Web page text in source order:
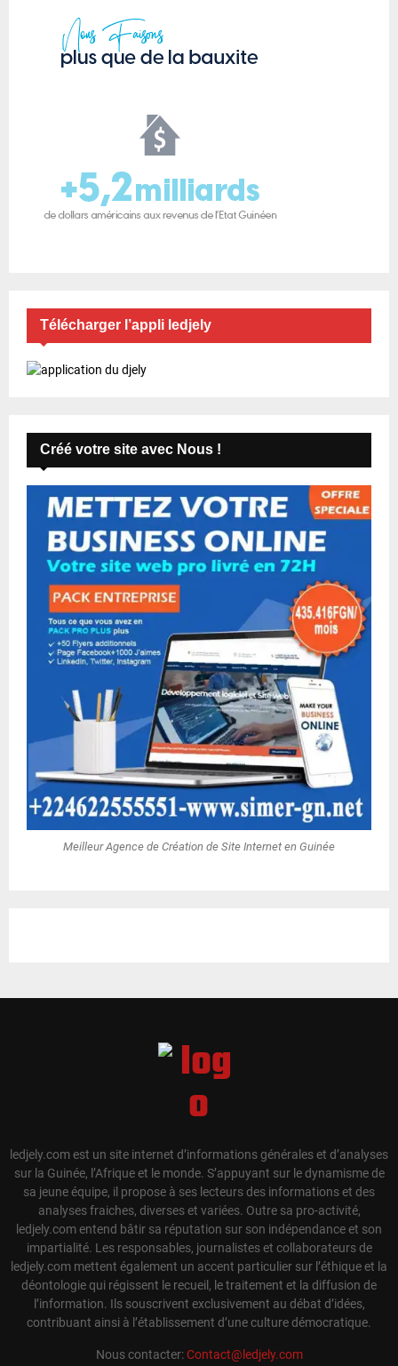
Télécharger l’appli ledjely
Créé votre site avec Nous !
Meilleur Agence de Création de Site Internet en Guinée
ledjely.com est un site internet d’informations générales et d’analyses
sur la Guinée, l’Afrique et le monde. S’appuyant sur le dynamisme de
sa jeune équipe, il propose à ses lecteurs des informations et des
analyses fraiches, diverses et variées. Outre sa pro-activité,
ledjely.com entend bâtir sa réputation sur son indépendance et son
impartialité. Les responsables, journalistes et collaborateurs de
ledjely.com mettent également un accent particulier sur l’éthique et la
déontologie qui régissent le recueil, le traitement et la diffusion de
l’information. Ils souscrivent exclusivement au débat d’idées,
contribuant ainsi à l’établissement d’une culture démocratique.
Nous contacter:Contact@ledjely.com